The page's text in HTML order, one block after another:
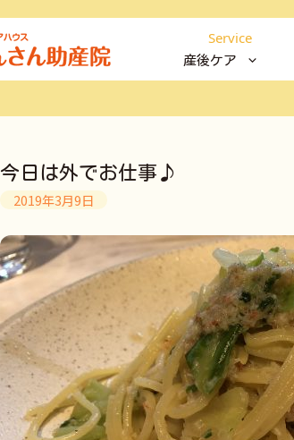
Service
産後ケア
今日は外でお仕事♪
2019年3月9日